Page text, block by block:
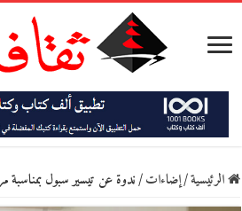
الرئيسية/إضاءات/ندوة عن تيسير سبول